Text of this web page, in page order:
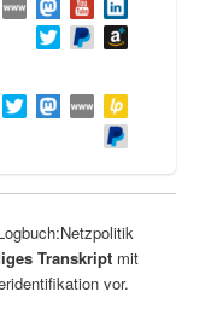
Transkriptmit
vor.